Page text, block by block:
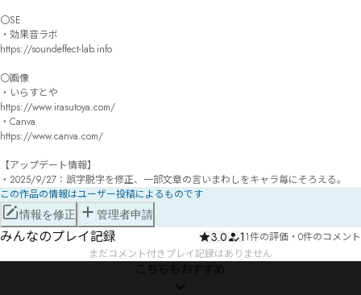
〇SE
・効果音ラボ
https://soundeffect-lab.info
〇画像
・いらすとや
https://www.irasutoya.com/
・Canva
https://www.canva.com/
【アップデート情報】
この作品の情報はユーザー投稿によるものです
情報を修正 管理者申請
みんなのプレイ記録 3.0 11件の評価 ・ 0件のコメント
まだコメント付きプレイ記録はありません
こちらもおすすめ